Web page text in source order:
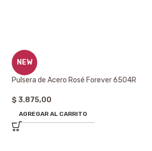
NEW
Pulsera de Acero Rosé Forever 6504R
$ 3.875,00
AGREGAR AL CARRITO